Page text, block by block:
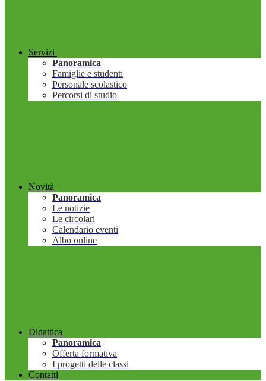
Servizi
Panoramica
Famiglie e studenti
Personale scolastico
Percorsi di studio
Novità
Panoramica
Le notizie
Le circolari
Calendario eventi
Albo online
Didattica
Panoramica
Offerta formativa
I progetti delle classi
Contatti